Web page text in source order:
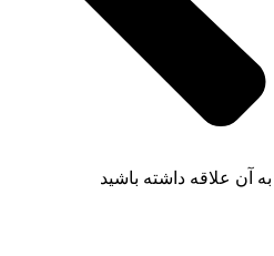
علاقه داشته باشید